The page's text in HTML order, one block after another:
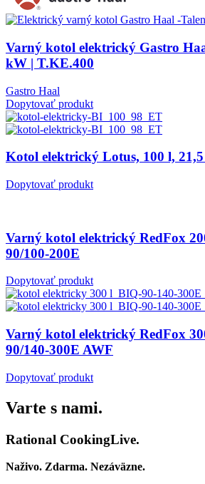
Varný kotol elektrický Gastro
kW | T.KE.400
Gastro Haal
Dopytovať produkt
Kotol elektrický Lotus, 100 l,
Dopytovať produkt
Varný kotol elektrický RedFox
90/100-200E
Dopytovať produkt
Varný kotol elektrický RedFox
90/140-300E AWF
Dopytovať produkt
Varte s nami.
Rational CookingLive​.
Naživo. Zdarma. Nezáväzne.